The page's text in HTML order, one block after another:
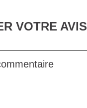
VOTRE AVIS